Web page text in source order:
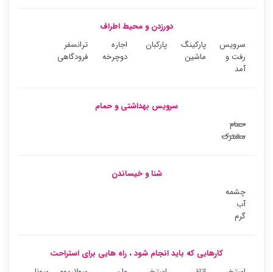
دورزدن و محیط اطراف
سرویس
رفت و
آمد
پارکینگ
ماشین
پارکبان
اجاره
دوچرخه
ترانسفر
فرودگاهی
سرویس بهداشتی و حمام
حمام
مشترک
شنا و خیساندن
چشمه
آب
گرم
کارهایی که باید انجام شود ، راه هایی برای استراحت